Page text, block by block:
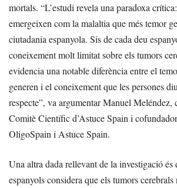
mortals. “L’estudi revela una paradoxa
emergeixen com la malaltia que més temor
ciutadania espanyola. Sis de cada deu
coneixement molt limitat sobre els tumors
evidencia una notable diferència entre el
generen i el coneixement que les persones
respecte”, va argumentar Manuel Meléndez,
Comitè Científic d’Astuce Spain i
OligoSpain i Astuce Spain.
Una altra dada rellevant de la investigació és
espanyols considera que els tumors